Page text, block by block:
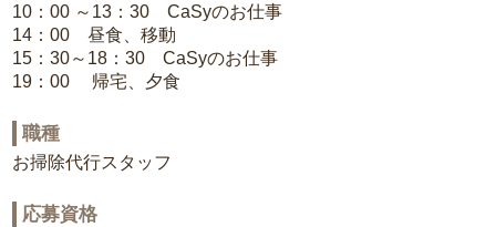
10：00 ～13：30 CaSyのお仕事
14：00 昼食、移動
15：30～18：30 CaSyのお仕事
19：00 帰宅、夕食
職種
お掃除代行スタッフ
応募資格